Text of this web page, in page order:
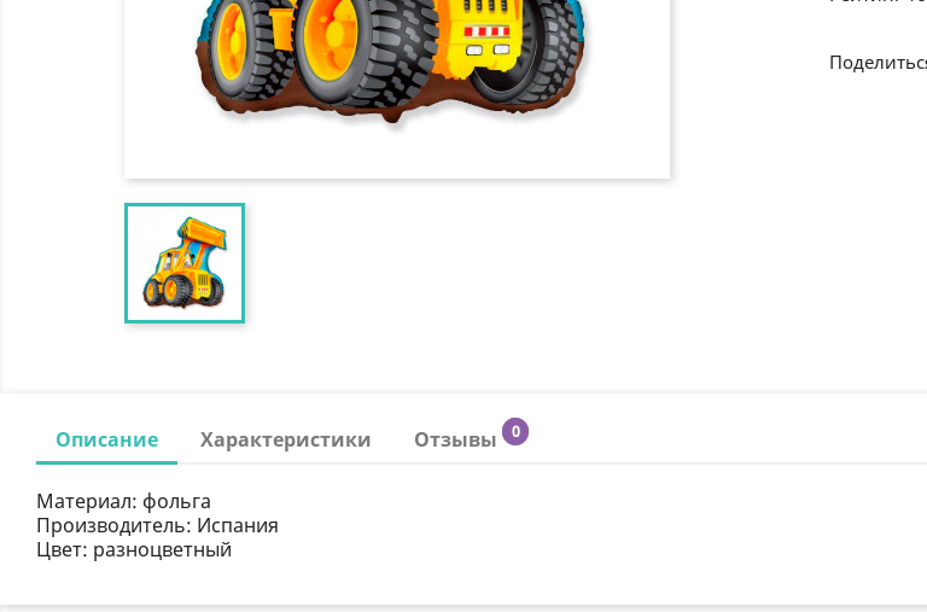
Описание Характеристики Отзывы 0
Материал: фольга
Производитель: Испания
Цвет: разноцветный